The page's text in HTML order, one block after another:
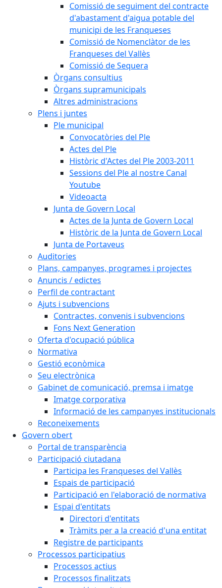
Comissió de seguiment del contracte
d'abastament d'aigua potable del
municipi de les Franqueses
Comissió de Nomenclàtor de les
Franqueses del Vallès
Comissió de Sequera
Òrgans consultius
Òrgans supramunicipals
Altres administracions
Plens i juntes
Ple municipal
Convocatòries del Ple
Actes del Ple
Històric d'Actes del Ple 2003-2011
Sessions del Ple al nostre Canal
Youtube
Videoacta
Junta de Govern Local
Actes de la Junta de Govern Local
Històric de la Junta de Govern Local
Junta de Portaveus
Auditories
Plans, campanyes, programes i projectes
Anuncis / edictes
Perfil de contractant
Ajuts i subvencions
Contractes, convenis i subvencions
Fons Next Generation
Oferta d'ocupació pública
Normativa
Gestió econòmica
Seu electrònica
Gabinet de comunicació, premsa i imatge
Imatge corporativa
Informació de les campanyes institucionals
Reconeixements
Govern obert
Portal de transparència
Participació ciutadana
Participa les Franqueses del Vallès
Espais de participació
Participació en l'elaboració de normativa
Espai d'entitats
Directori d'entitats
Tràmits per a la creació d'una entitat
Registre de participants
Processos participatius
Processos actius
Processos finalitzats